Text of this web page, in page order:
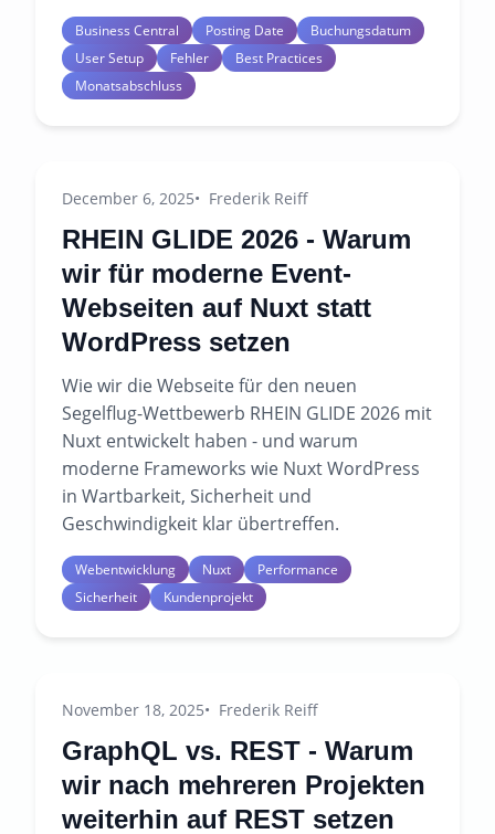
Business Central Posting Date
Buchungsdatum
User Setup
Fehler
Best Practices
Monatsabschluss
December 6, 2025 Frederik Reiff
RHEIN GLIDE 2026 - Warum
wir für moderne Event-
Webseiten auf Nuxt statt
WordPress setzen
Wie wir die Webseite für den neuen
Segelflug-Wettbewerb RHEIN GLIDE 2026 mit
Nuxt entwickelt haben - und warum
moderne Frameworks wie Nuxt WordPress
in Wartbarkeit, Sicherheit und
Geschwindigkeit klar übertreffen.
Webentwicklung Nuxt
Performance
Sicherheit
Kundenprojekt
November 18, 2025 Frederik Reiff
GraphQL vs. REST - Warum
wir nach mehreren Projekten
weiterhin auf REST setzen